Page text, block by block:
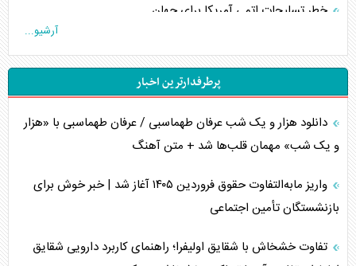
خطر تسلیحات اتمی آمریکا برای جهان
چگونه عربستان برابر ایران دچار خطای محاسباتی شد؟
جاده ابریشم فضایی/ نفوذ راهبردی و فرازمینی چین
انصارالله و تثبیت معادله «محاصره برابر محاصره»
مصالحه نافرجام سعودی – اماراتی
محدودیت صادرات نفت عربستان
آرشیو...
پرطرفدارترین اخبار
دانلود هزار و یک شب عرفان طهماسبی / عرفان طهماسبی با «هزار
و یک شب» مهمان قلب‌ها شد + متن آهنگ
واریز مابه‌التفاوت حقوق فروردین ۱۴۰۵ آغاز شد | خبر خوش برای
بازنشستگان تأمین اجتماعی
تفاوت خشخاش با شقایق اولیفرا؛ راهنمای کاربرد دارویی شقایق